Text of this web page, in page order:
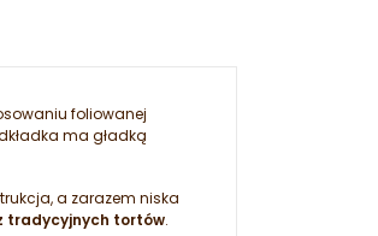
foliowanej
ma gładką
a zarazem niska
tradycyjnych tortów.